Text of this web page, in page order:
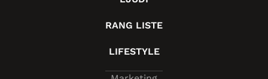
RANG LISTE
LIFESTYLE